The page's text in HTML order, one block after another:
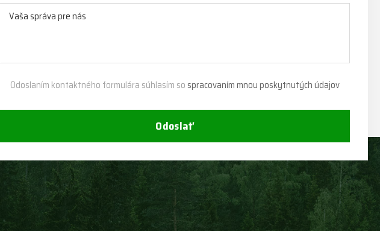
Odoslaním kontaktného formulára súhlasím so spracovaním mnou poskytnutých údajov
Odoslať